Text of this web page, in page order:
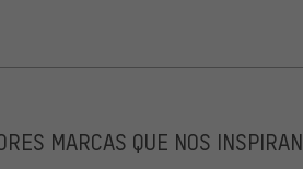
MARCAS QUE NOS INSPIRAN